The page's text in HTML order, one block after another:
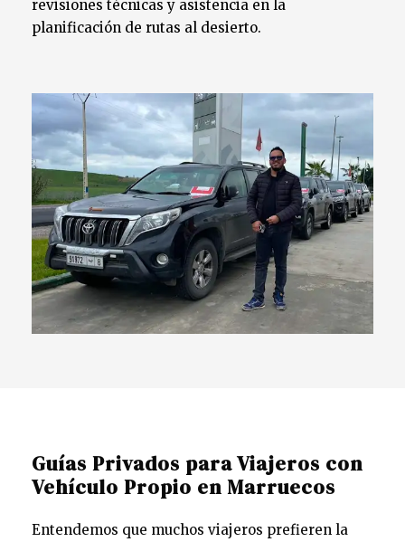
revisiones técnicas y asistencia en la
planificación de rutas al desierto.
Guías Privados para Viajeros con
Vehículo Propio en Marruecos
Entendemos que muchos viajeros prefieren la